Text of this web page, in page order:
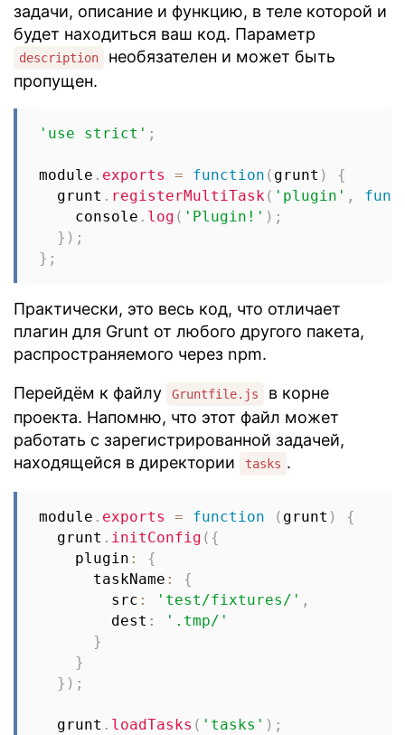
задачи, описание и функцию, в теле которой и
будет находиться ваш код. Параметр
description
необязателен и может быть
пропущен.
'use strict' ;
module . exports = function ( grunt )
{
  grunt
. registerMultiTask( 'plugin' ,
    console
. log ( 'Plugin!' ) ;
} ) ;
} ;
Практически, это весь код, что отличает
плагин для Grunt от любого другого пакета,
распространяемого через npm.
Перейдём к файлу Gruntfile.js
в корне
проекта. Напомню, что этот файл может
работать с зарегистрированной задачей,
находящейся в директории
tasks .
module . exports = function ( grunt )
{
  grunt
. initConfig ( {
    plugin
:
{
      taskName
:
{
        src
: 'test/fixtures/' ,
        dest
:
'.tmp/'
}
}
} ) ;
  grunt
. loadTasks ( 'tasks' ) ;